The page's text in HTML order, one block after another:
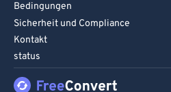
Bedingungen
Sicherheit und Compliance
Kontakt
status